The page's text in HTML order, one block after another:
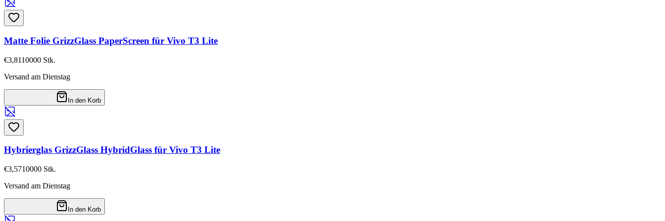
Matte Folie GrizzGlass PaperScreen für Vivo T3 Lite
€3,8110000 Stk.
Versand am Dienstag
In den Korb
Hybrierglas GrizzGlass HybridGlass für Vivo T3 Lite
€3,5710000 Stk.
Versand am Dienstag
In den Korb